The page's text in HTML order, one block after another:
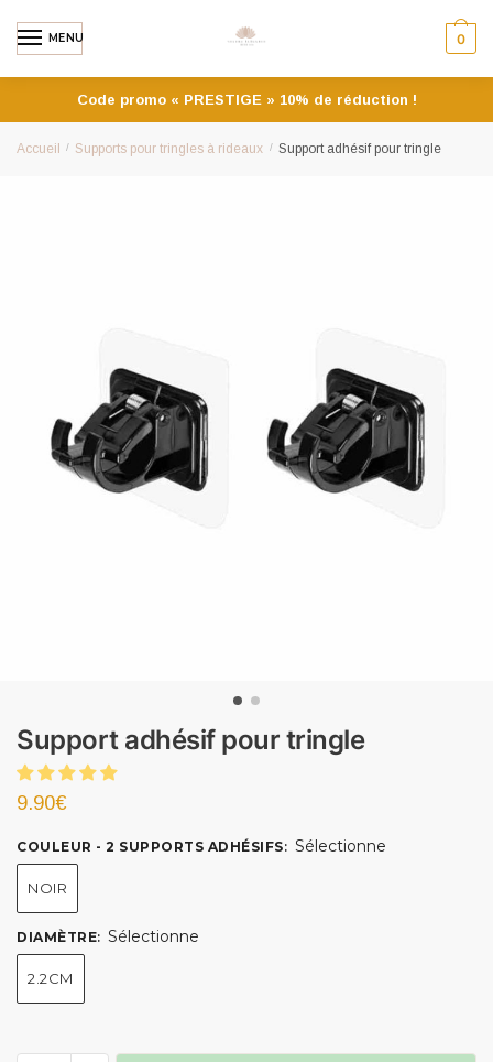
MENU 0
Code promo « PRESTIGE » 10% de réduction !
Accueil / Supports pour tringles à rideaux / Support adhésif pour tringle
Support adhésif pour tringle
9.90€
COULEUR - 2 SUPPORTS ADHÉSIFS: Sélectionne
NOIR
DIAMÈTRE: Sélectionne
2.2CM